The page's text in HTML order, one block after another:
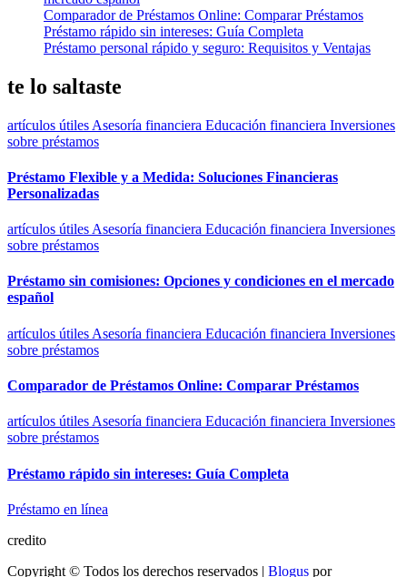
Comparador de Préstamos Online: Comparar Préstamos
Préstamo rápido sin intereses: Guía Completa
Préstamo personal rápido y seguro: Requisitos y Ventajas
te lo saltaste
artículos útiles Asesoría financiera Educación financiera Inversiones
sobre préstamos
Préstamo Flexible y a Medida: Soluciones Financieras
Personalizadas
artículos útiles Asesoría financiera Educación financiera Inversiones
sobre préstamos
Préstamo sin comisiones: Opciones y condiciones en el mercado
español
artículos útiles Asesoría financiera Educación financiera Inversiones
sobre préstamos
Comparador de Préstamos Online: Comparar Préstamos
artículos útiles Asesoría financiera Educación financiera Inversiones
sobre préstamos
Préstamo rápido sin intereses: Guía Completa
Préstamo en línea
credito
Copyright © Todos los derechos reservados | Blogus por